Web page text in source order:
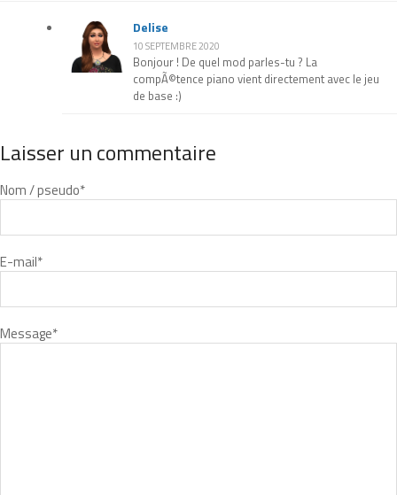
Delise
10 SEPTEMBRE 2020
Bonjour ! De quel mod parles-tu ? La
compÃ©tence piano vient directement avec le jeu
de base :)
Laisser un commentaire
Nom / pseudo*
E-mail*
Message*